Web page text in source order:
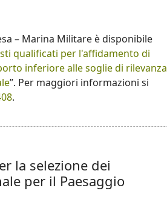
– Marina Militare è disponibile
qualificati per l'affidamento di
inferiore alle soglie di rilevanza
”. Per maggiori informazioni si
.
la selezione dei
per il Paesaggio